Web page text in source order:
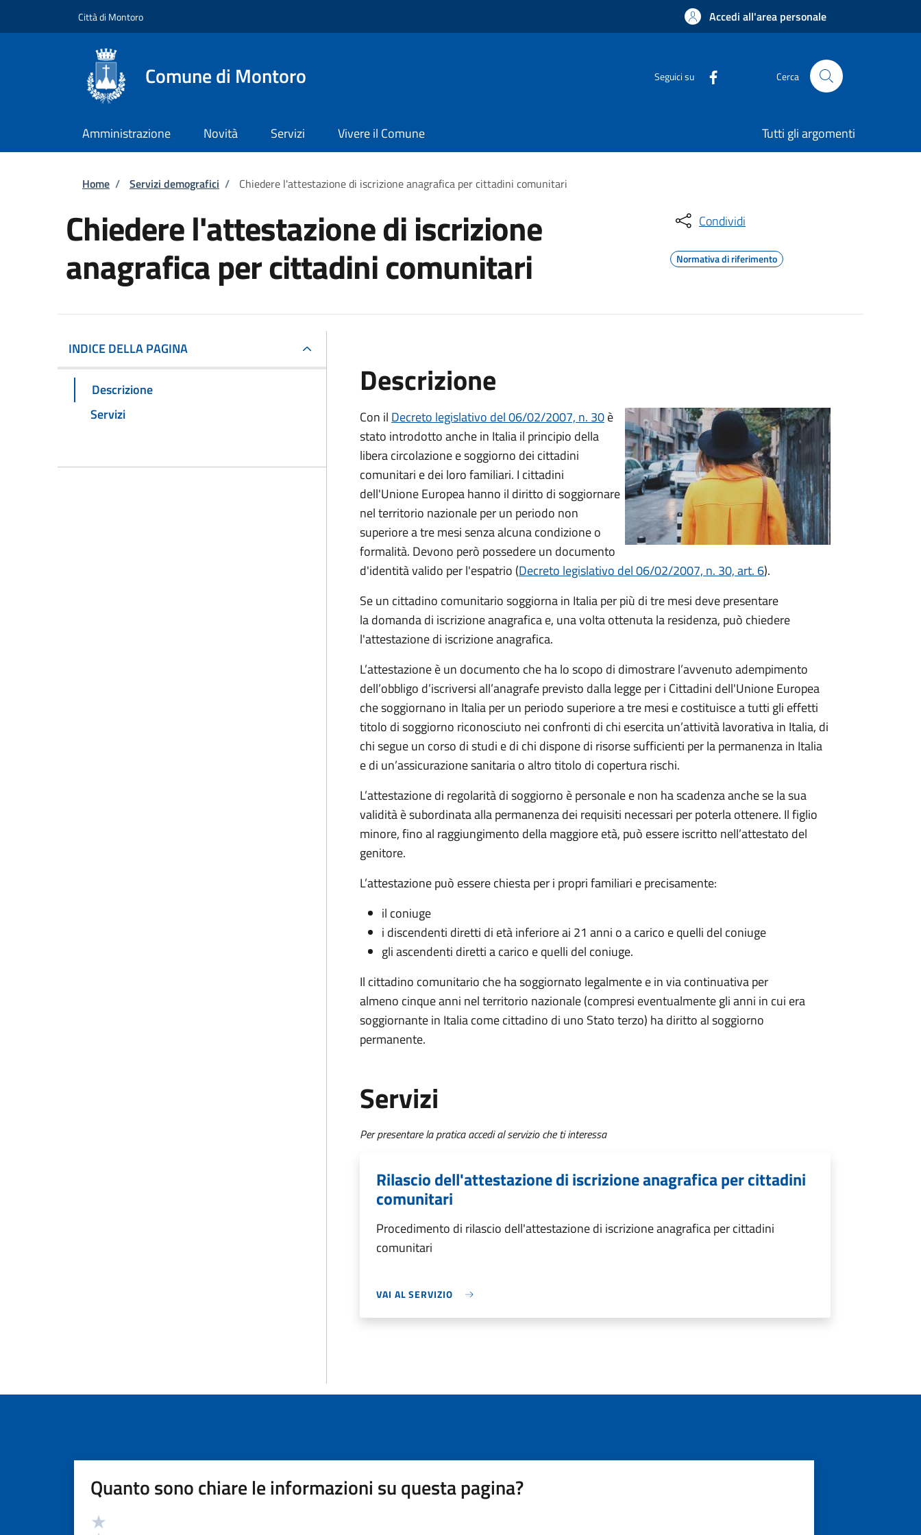
Città di Montoro Accedi all'area personale
Comune di Montoro Seguici su Cerca
Amministrazione Novità Servizi Vivere il Comune Tutti gli argomenti
Briciole di pane
Home / Servizi demografici / Chiedere l'attestazione di iscrizione anagrafica per cittadini comunitari
Chiedere l'attestazione di iscrizione
anagrafica per cittadini comunitari
Condividi
Normativa di riferimento
INDICE DELLA PAGINA
Descrizione
Servizi
Descrizione
Con il Decreto legislativo del 06/02/2007, n. 30è
stato introdotto anche in Italia il principio della
libera circolazione e soggiorno dei cittadini
comunitari e dei loro familiari. I cittadini
dell'Unione Europea hanno il diritto di soggiornare
nel territorio nazionale per un periodo non
superiore a tre mesi senza alcuna condizione o
formalità. Devono però possedere un documento
d'identità valido per l'espatrio (Decreto legislativo del 06/02/2007, n. 30, art. 6).
Se un cittadino comunitario soggiorna in Italia per più di tre mesi deve presentare
la domanda di iscrizione anagrafica e, una volta ottenuta la residenza, può chiedere
l'attestazione di iscrizione anagrafica.
L’attestazione è un documento che ha lo scopo di dimostrare l’avvenuto adempimento
dell’obbligo d’iscriversi all’anagrafe previsto dalla legge per i Cittadini dell'Unione Europea
che soggiornano in Italia per un periodo superiore a tre mesi e costituisce a tutti gli effetti
titolo di soggiorno riconosciuto nei confronti di chi esercita un’attività lavorativa in Italia, di
chi segue un corso di studi e di chi dispone di risorse sufficienti per la permanenza in Italia
e di un’assicurazione sanitaria o altro titolo di copertura rischi.
L’attestazione di regolarità di soggiorno è personale e non ha scadenza anche se la sua
validità è subordinata alla permanenza dei requisiti necessari per poterla ottenere. Il figlio
minore, fino al raggiungimento della maggiore età, può essere iscritto nell’attestato del
genitore.
L’attestazione può essere chiesta per i propri familiari e precisamente:
il coniuge
i discendenti diretti di età inferiore ai 21 anni o a carico e quelli del coniuge
gli ascendenti diretti a carico e quelli del coniuge.
Il cittadino comunitario che ha soggiornato legalmente e in via continuativa per
almeno cinque anni nel territorio nazionale (compresi eventualmente gli anni in cui era
soggiornante in Italia come cittadino di uno Stato terzo) ha diritto al soggiorno
permanente.
Servizi
Per presentare la pratica accedi al servizio che ti interessa
Rilascio dell'attestazione di iscrizione anagrafica per cittadini
comunitari
Procedimento di rilascio dell'attestazione di iscrizione anagrafica per cittadini
comunitari
VAI AL SERVIZIO
Quanto sono chiare le informazioni su questa pagina?
Valutazione